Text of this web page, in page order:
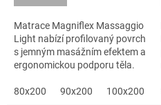
ůMatrace Magniflex Massaggio
Light nabízí profilovaný povrch
s jemným masážním efektem a
ergonomickou podporu těla.
80x200
90x200 100x200